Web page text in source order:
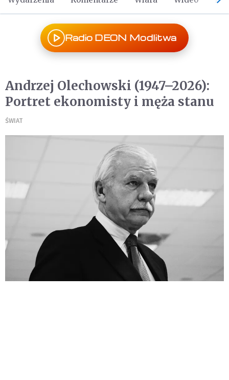
Radio DEON Modlitwa
Andrzej Olechowski (1947–2026):
Portret ekonomisty i męża stanu
ŚWIAT